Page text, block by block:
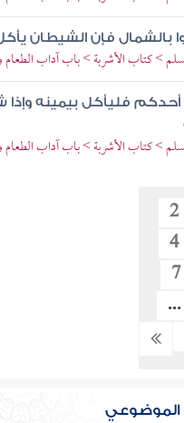
بالشمال فإن الشيطان
> كتاب الأشربة > باب آداب الطعام
أحدكم فليأكل بيمينه
> كتاب الأشربة > باب آداب الطعام
2
4
7
...
الموضوعي